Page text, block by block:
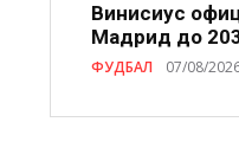
Винисиус
Мадрид до
ФУДБАЛ 07/08/